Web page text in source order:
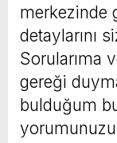
merkezinde
detaylarını
Sorularıma
gereği
bulduğum
yorumunuzu